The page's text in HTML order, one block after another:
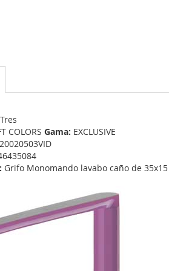
Tres
COLORS Gama: EXCLUSIVE
20020503VID
Grifo Monomando lavabo caño de